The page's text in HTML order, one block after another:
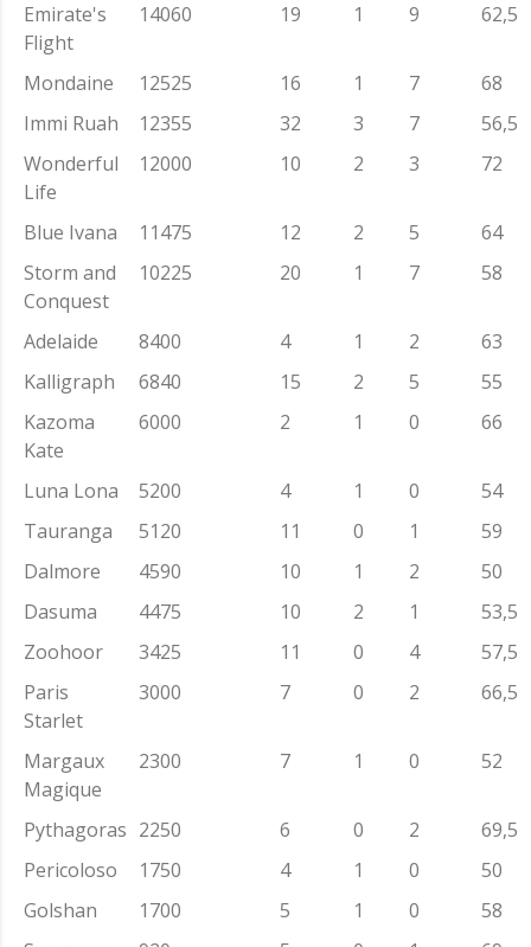
Emirate's
Flight
14060 19 1 9 62,5
Mondaine 12525 16 1 7
68
Immi Ruah
12355 32 3 7
56,5
Wonderful
Life
12000 10 2 3 72
Blue Ivana 11475 12 2 5
64
Storm and
Conquest
10225 20 1 7 58
Adelaide 8400 4 1 2
63
Kalligraph
6840 15 2 5
55
Kazoma
Kate
6000 2 1 0 66
Luna Lona 5200 4 1 0
54
Tauranga
5120 11 0 1
59
Dalmore
4590 10 1 2
50
Dasuma
4475 10 2 1
53,5
Zoohoor
3425 11 0 4
57,5
Paris
Starlet
3000 7 0 2 66,5
Margaux
Magique
2300 7 1 0 52
Pythagoras 2250 6 0 2
69,5
Pericoloso
1750 4 1 0
50
Golshan
1700 5 1 0
58